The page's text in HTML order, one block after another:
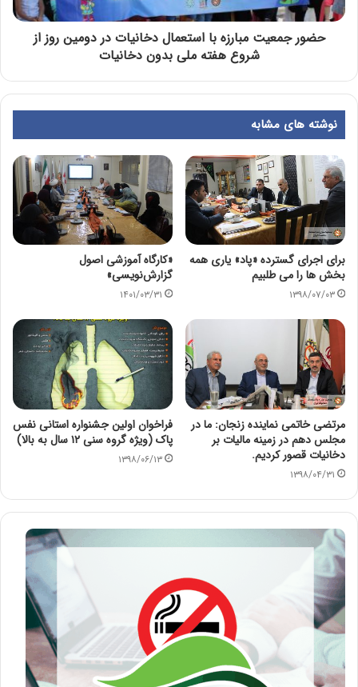
حضور جمعیت مبارزه با استعمال دخانیات در دومین روز از
شروع هفته ملی بدون دخانیات
نوشته های مشابه
برای اجرای گسترده «پاد» یاری همه
بخش ها را می طلبیم
۱۳۹۸/۰۷/۰۳
«کارگاه آموزشی اصول
گزارش‌نویسی»
۱۴۰۱/۰۳/۳۱
مرتضی خاتمی نماینده زنجان: ما در
مجلس دهم در زمینه مالیات بر
دخانیات قصور کردیم.
۱۳۹۸/۰۴/۳۱
فراخوان اولین جشنواره استانی نفس
پاک (ویژه گروه سنی ۱۲ سال به بالا)
۱۳۹۸/۰۶/۱۳